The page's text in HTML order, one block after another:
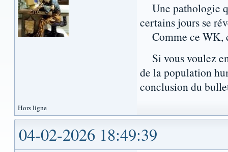
Une pathologie
certains jours se
Comme ce WK,
Si vous voulez
de la population
conclusion du
Hors ligne
04-02-2026 18:49:39